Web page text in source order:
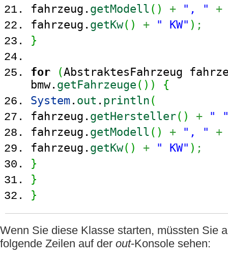
fahrzeug. getModell( ) + ", "
+
fahrzeug. getKw( ) + " KW" ) ;
}
for (AbstraktesFahrzeug
bmw. getFahrzeuge( ) )
{
System. out . println(
fahrzeug. getHersteller( ) +
"
fahrzeug. getModell( ) + ", "
+
fahrzeug. getKw( ) + " KW" ) ;
}
}
}
Wenn Sie diese Klasse starten, müssten Sie
folgende Zeilen auf der out-Konsole sehen: